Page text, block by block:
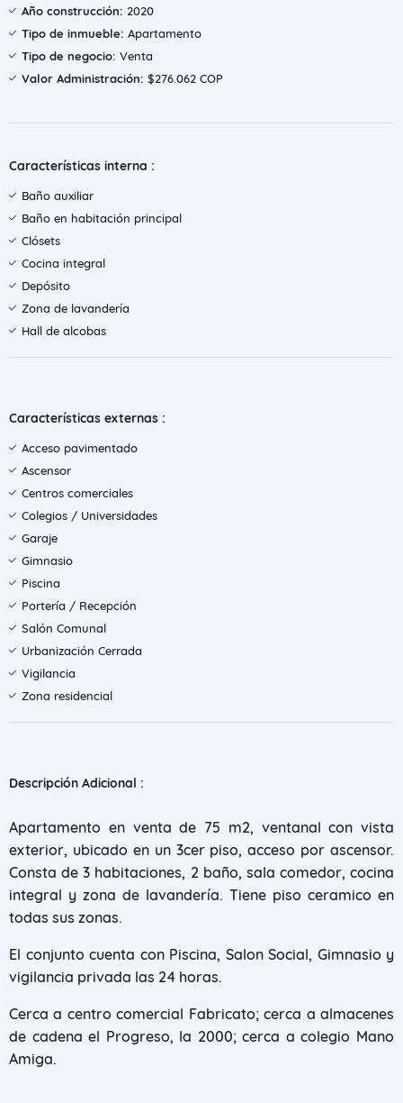
Año construcción: 2020
Tipo de inmueble: Apartamento
Tipo de negocio: Venta
Valor Administración: $276.062 COP
Características interna :
Baño auxiliar
Baño en habitación principal
Clósets
Cocina integral
Depósito
Zona de lavandería
Hall de alcobas
Características externas :
Acceso pavimentado
Ascensor
Centros comerciales
Colegios / Universidades
Garaje
Gimnasio
Piscina
Portería / Recepción
Salón Comunal
Urbanización Cerrada
Vigilancia
Zona residencial
Descripción Adicional :
Apartamento en venta de 75 m2, ventanal con vista
exterior, ubicado en un 3cer piso, acceso por ascensor.
Consta de 3 habitaciones, 2 baño, sala comedor, cocina
integral y zona de lavandería. Tiene piso ceramico en
todas sus zonas.
El conjunto cuenta con Piscina, Salon Social, Gimnasio y
vigilancia privada las 24 horas.
Cerca a centro comercial Fabricato; cerca a almacenes
de cadena el Progreso, la 2000; cerca a colegio Mano
Amiga.